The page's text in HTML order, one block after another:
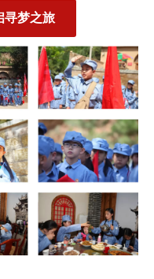
寻梦之旅